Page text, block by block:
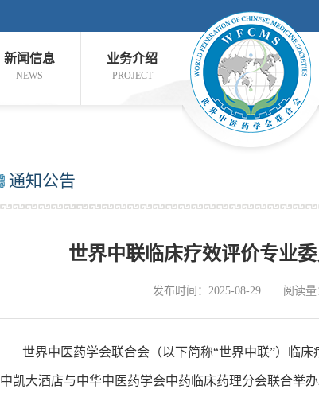
新闻信息
NEWS
业务介绍
PROJECT
通知公告
世界中联临床疗效评价专业
发布时间：2025-08-29 阅读量
世界中医药学会联合会（以下简称“世界中联”）临床
中凯大酒店与中华中医药学会中药临床药理分会联合举